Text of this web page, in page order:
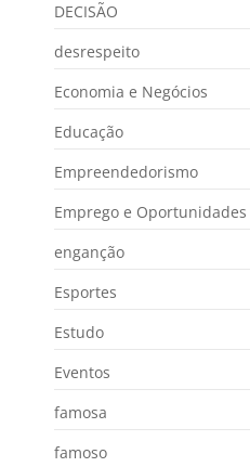
DECISÃO
desrespeito
Economia e Negócios
Educação
Empreendedorismo
Emprego e Oportunidades
enganção
Esportes
Estudo
Eventos
famosa
famoso